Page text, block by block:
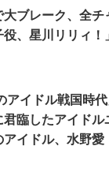
大ブレーク、全
役、星川リリィ！
アイドル戦国時代
君臨したアイド
アイドル、水野愛